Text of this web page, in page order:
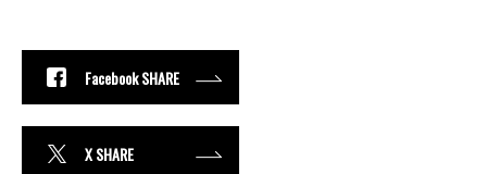
Facebook SHARE
X SHARE